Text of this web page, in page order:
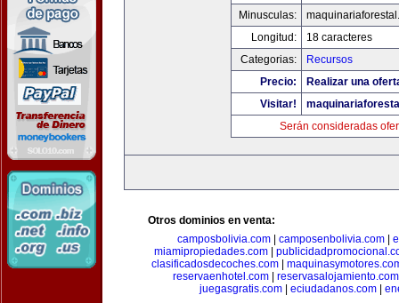
Minusculas:
Longitud:
18 caracteres
Categorias:
Recursos
Precio:
Realizar una
Visitar!
Serán consideradas
Otros dominios en venta:
camposbolivia.com| camposenbolivia.com|
miamipropiedades.com
clasificadosdecoches.com
reservaenhotel.com| reservasalojamiento.com
juegasgratis.com
eciudadanos.com